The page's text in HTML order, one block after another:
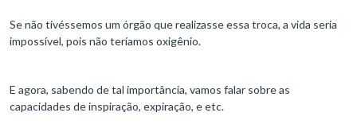
Se não tivéssemos um órgão que realizasse essa troca, a vida seria
impossível, pois não teríamos oxigênio.
E agora, sabendo de tal importância, vamos falar sobre as
capacidades de inspiração, expiração, e etc.